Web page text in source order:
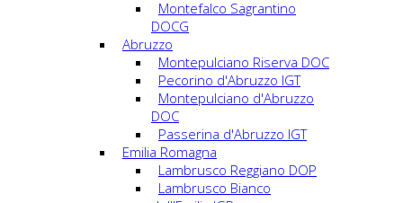
Montefalco Sagrantino
DOCG
Abruzzo
Montepulciano Riserva DOC
Pecorino d'Abruzzo IGT
Montepulciano d'Abruzzo
DOC
Passerina d'Abruzzo IGT
Emilia Romagna
Lambrusco Reggiano DOP
Lambrusco Bianco